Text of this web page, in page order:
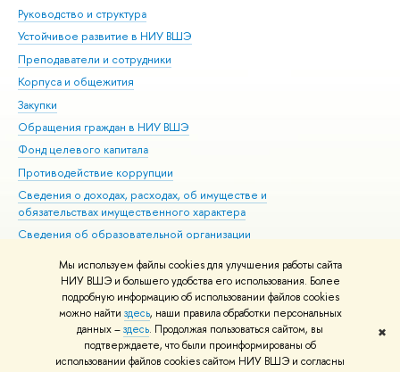
Мы используем файлы cookies для улучшения работы сайта
НИУ ВШЭ и большего удобства его использования. Более
подробную информацию об использовании файлов cookies
можно найти здесь, наши правила обработки персональных
данных –здесь. Продолжая пользоваться сайтом, вы
подтверждаете, что были проинформированы об
использовании файлов cookies сайтом НИУ ВШЭ и согласны
✖
Руководство и структура
Устойчивое развитие в НИУ ВШЭ
Преподаватели и сотрудники
Корпуса и общежития
Закупки
Обращения граждан в НИУ ВШЭ
Фонд целевого капитала
Противодействие коррупции
Сведения о доходах, расходах, об имуществе и
обязательствах имущественного характера
Сведения об образовательной организации
Людям с ограниченными возможностями здоровья
Единая платежная страница
Работа в Вышке
© НИУ ВШЭ 1993–2026 Адреса и контакты Условия использования